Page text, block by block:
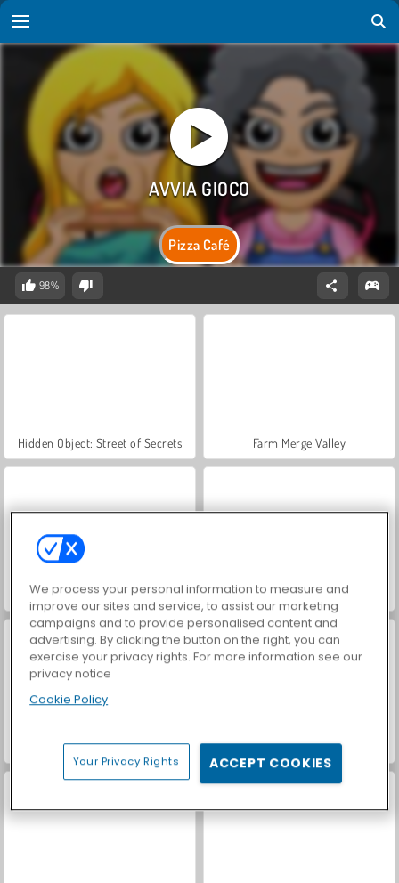
Pizza Café
98%
Hidden Object: Street of Secrets Farm Merge Valley
ASMR Makeover & Makeup Studio VegaMix Da Vinci Puzzles
Car Parking City Duel World War 2 Shooter
We process your personal information to measure and
improve our sites and service, to assist our marketing
campaigns and to provide personalised content and
advertising. By clicking the button on the right, you can
exercise your privacy rights. For more information see our
privacy notice
Cookie Policy
Your Privacy Rights ACCEPT COOKIES